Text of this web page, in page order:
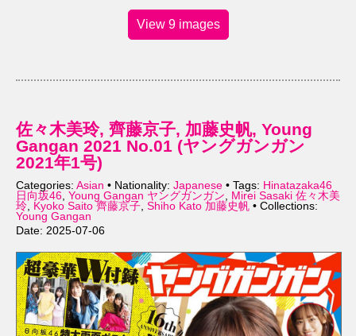
View 9 images
佐々木美玲, 齊藤京子, 加藤史帆, Young
Gangan 2021 No.01 (ヤングガンガン
2021年1号)
Categories: Asian • Nationality: Japanese • Tags: Hinatazaka46
日向坂46, Young Gangan ヤングガンガン, Mirei Sasaki 佐々木美
玲, Kyoko Saito 齊藤京子, Shiho Kato 加藤史帆 • Collections:
Young Gangan
Date: 2025-07-06